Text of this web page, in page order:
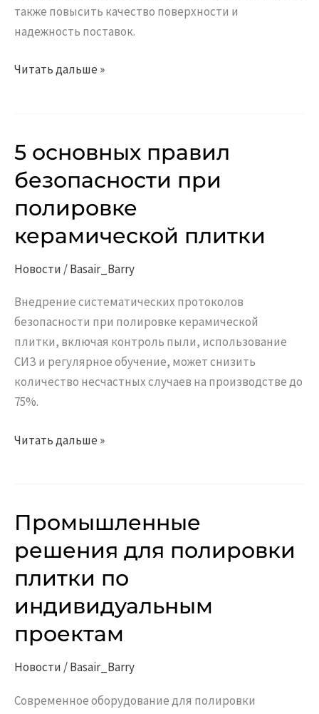
также повысить качество поверхности и
надежность поставок.
Читать дальше »
5 основных правил
безопасности при
полировке
керамической плитки
Новости /Basair_Barry
Внедрение систематических протоколов
безопасности при полировке керамической
плитки, включая контроль пыли, использование
СИЗ и регулярное обучение, может снизить
количество несчастных случаев на производстве до
75%.
5
основных
правил
безопасности
полировке
керамической
Читать дальше »
Промышленные
решения для полировки
плитки по
индивидуальным
проектам
Новости/Basair_Barry
Современное оборудование для полировки
Промышленные
решения
для
полировки
плитки
по
индивидуальным
проектам